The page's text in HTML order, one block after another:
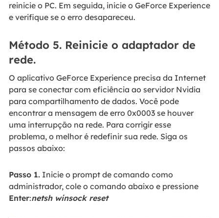
reinicie o PC. Em seguida, inicie o GeForce Experience
e verifique se o erro desapareceu.
Método 5. Reinicie o adaptador de
rede.
O aplicativo GeForce Experience precisa da Internet
para se conectar com eficiência ao servidor Nvidia
para compartilhamento de dados. Você pode
encontrar a mensagem de erro 0x0003 se houver
uma interrupção na rede. Para corrigir esse
problema, o melhor é redefinir sua rede. Siga os
passos abaixo:
Passo 1.Inicie o prompt de comando como
administrador, cole o comando abaixo e pressione
Enter:netsh winsock reset